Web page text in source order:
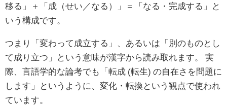
移る」＋「成（せい／なる）」＝「なる・完成する」と
いう構成です。
つまり「変わって成立する」、あるいは「別のものとし
て成り立つ」という意味が漢字から読み取れます。 実
際、言語学的な論考でも「転成 (転生) の自在さを問題に
します」というように、変化・転換という観点で使われ
ています。